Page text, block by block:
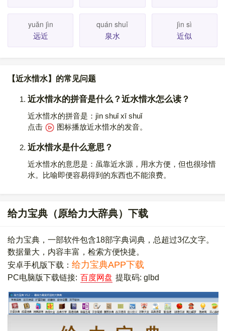
yuăn jìn
远近
quán shuǐ
泉水
jìn sì
近似
【近水惜水】的常见问题
近水惜水的拼音是什么？近水惜水怎么读？
近水惜水的拼音是：jìn shuǐ xī shuǐ
点击
图标播放近水惜水的发音。
近水惜水是什么意思？
近水惜水的意思是：虽靠近水源，用水方便，但也很珍惜
水。比喻即便容易得到的东西也不能浪费。
给力宝典（原给力大辞典）下载
给力宝典，一部软件包含18部字典词典，总超过3亿文字。
数据量大，内容丰富，检索方便快捷。
安卓手机版下载： 给力宝典APP下载
PC电脑版下载链接: 百度网盘 提取码: glbd